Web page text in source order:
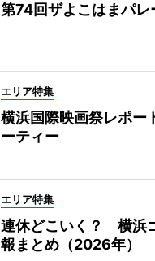
第74回ザよこはまパ
エリア特集
横浜国際映画祭レポ
ーティー
エリア特集
連休どこいく？ 横浜
報まとめ（2026年）